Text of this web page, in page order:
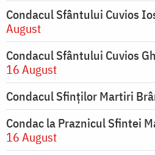
Condacul Sfântului Cuvios
August
Condacul Sfântului Cuvios
16 August
Condacul Sfinților Martiri
Condac la Praznicul Sfintei
16 August